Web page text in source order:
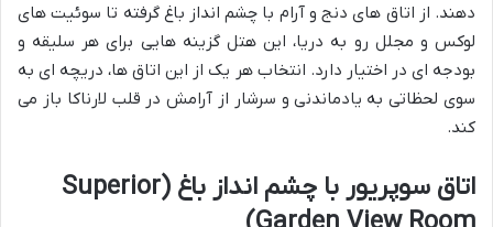
دهند. از اتاق های دنج و آرام با چشم انداز باغ گرفته تا سوئیت های
لوکس و مجلل رو به دریا، این هتل گزینه هایی برای هر سلیقه و
بودجه ای در اختیار دارد. انتخاب هر یک از این اتاق ها، دریچه ای به
سوی لحظاتی به یادماندنی و سرشار از آرامش در قلب لارناکا باز می
کند.
اتاق سوپریور با چشم انداز باغ (Superior